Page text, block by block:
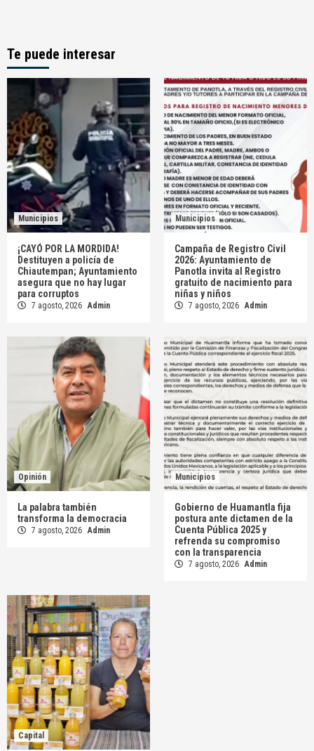
Te puede interesar
Municipios
¡CAYÓ POR LA MORDIDA!
Destituyen a policía de
Chiautempan; Ayuntamiento
asegura que no hay lugar
para corruptos
7 agosto, 2026 Admin
Municipios
Campaña de Registro Civil
2026: Ayuntamiento de
Panotla invita al Registro
gratuito de nacimiento para
niñas y niños
7 agosto, 2026 Admin
Opinión
La palabra también
transforma la democracia
7 agosto, 2026 Admin
Municipios
Gobierno de Huamantla fija
postura ante dictamen de la
Cuenta Pública 2025 y
refrenda su compromiso
con la transparencia
7 agosto, 2026 Admin
Capital